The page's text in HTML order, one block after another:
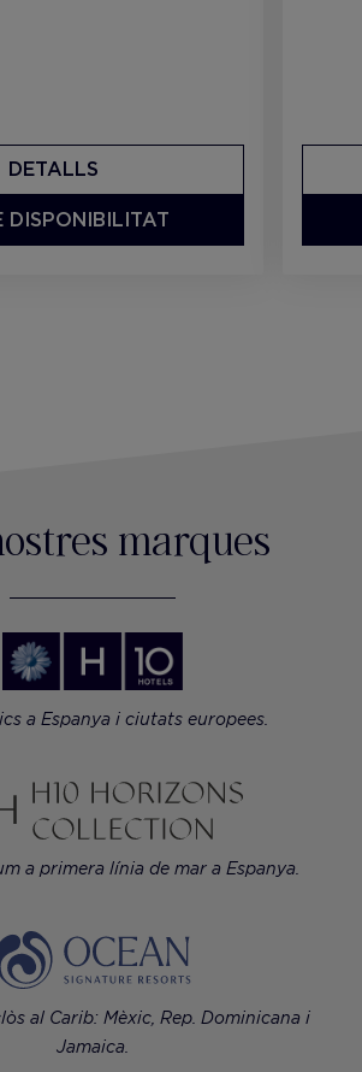
DETALLS
DISPONIBILITAT
marques
a Espanya i ciutats europees.
a primera línia de mar a Espanya.
al Carib: Mèxic, Rep. Dominicana i
Jamaica.